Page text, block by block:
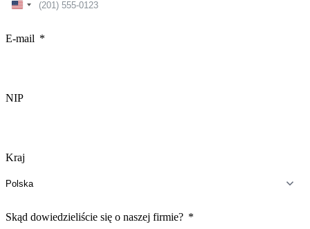
United
E-mail
NIP
Kraj
Skąd dowiedzieliście się o naszej firmie?